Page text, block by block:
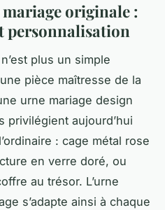
mariage originale :
personnalisation
n’est plus un simple
pièce maîtresse de la
urne mariage design
privilégient aujourd’hui
: cage métal rose
en verre doré, ou
au trésor. L’urne
s’adapte ainsi à chaque